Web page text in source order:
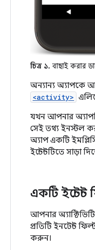
চিত্র ১. বাছাই করার
অন্যান্য অ্যাপকে
<activity>
যখন আপনার
সেই তথ্য ইনস্টল
অ্যাপ একটি
ইন্টেন্টটিতে সাড়া
একটি
আপনার
প্রতিটি ইনটেন্ট
করুন।